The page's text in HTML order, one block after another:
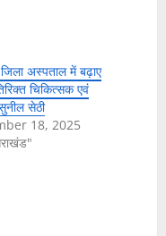
अस्पताल में बढ़ाए
चिकित्सक एवं
सेठी
18, 2025